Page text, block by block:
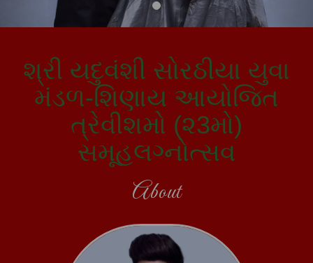
શ્રી યદુવંશી સોરઠીયા યુવા
મંડળ-શિણાય આયોજિત
ત્રેવીશમો (૨3મો)
સમૂહલગ્નોત્સવ
About